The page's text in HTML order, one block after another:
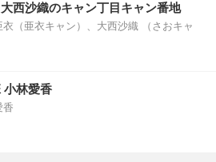
西沙織のキャン丁目キャン番地
衣（亜衣キャン）、大西沙織 （さおキャ
小林愛香
香